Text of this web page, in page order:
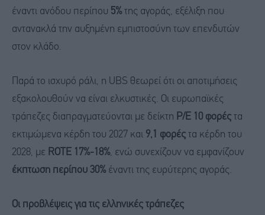
έναντι ανόδου περίπου 5% της αγοράς, εξέλιξη που
αντανακλά την αυξημένη εμπιστοσύνη των επενδυτών
στον κλάδο.
Παρά το ισχυρό ράλι, η UBS θεωρεί ότι οι αποτιμήσεις
εξακολουθούν να είναι ελκυστικές. Οι ευρωπαϊκές
τράπεζες διαπραγματεύονται με δείκτη P/E 10 φορές τα
εκτιμώμενα κέρδη του 2027 και 9,1 φορές τα κέρδη του
2028, με ROTE 17%-18%, ενώ συνεχίζουν να εμφανίζουν
έκπτωση περίπου 30% έναντι της ευρύτερης αγοράς.
Οι προβλέψεις για τις ελληνικές τράπεζες